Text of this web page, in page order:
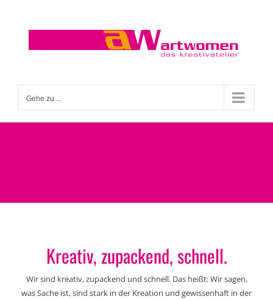
Gehe zu ...
Kreativ, zupackend, schnell.
Wir sind kreativ, zupackend und schnell. Das heißt: Wir sagen,
was Sache ist, sind stark in der Kreation und gewissenhaft in der